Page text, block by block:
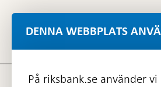
DENNA WEBBPLATS
På riksbank.se använder